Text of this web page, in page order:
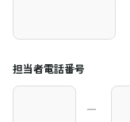
担当者電話番号
―